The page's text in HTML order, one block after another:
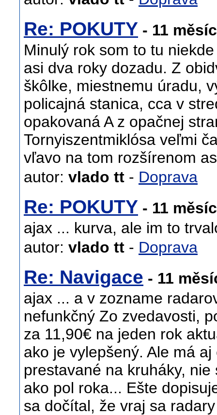
Re: POKUTY - 11
Minulý rok som to tu
asi dva roky dozadu. Z
škôlke, miestnemu úradu,
policajná stanica, cca v
opakovaná A z opačnej
Tornyiszentmiklósa veľmi
vľavo na tom rozšírenom
autor: vlado tt - Doprava
Re: POKUTY - 11
ajax ... kurva, ale im to
autor: vlado tt - Doprava
Re: Navigace - 11
ajax ... a v zozname
nefunkčný Zo zvedavosti,
za 11,90€ na jeden rok
ako je vylepšený. Ale má
prestavané na kruháky,
ako pol roka... Ešte
sa dočítal, že vraj sa radary